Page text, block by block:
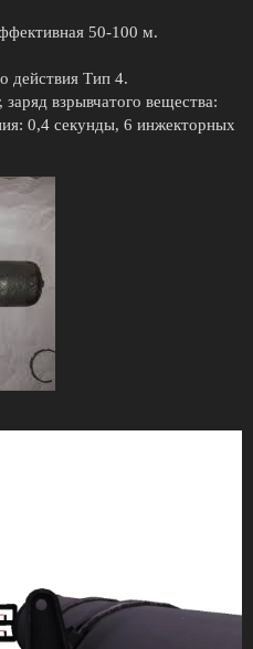
50-100 м.
действия Тип 4.
взрывчатого вещества:
0,4 секунды, 6 инжекторных